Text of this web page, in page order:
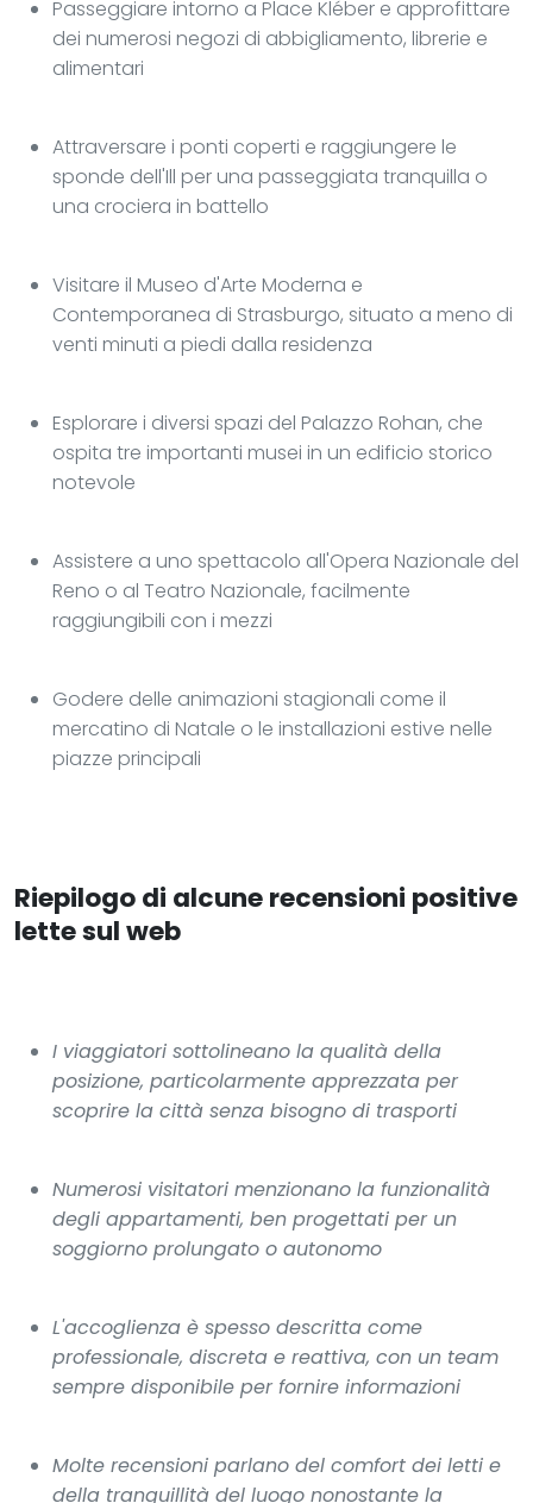
Passeggiare intorno a Place Kléber e approfittare
dei numerosi negozi di abbigliamento, librerie e
alimentari
Attraversare i ponti coperti e raggiungere le
sponde dell'Ill per una passeggiata tranquilla o
una crociera in battello
Visitare il Museo d'Arte Moderna e
Contemporanea di Strasburgo, situato a meno di
venti minuti a piedi dalla residenza
Esplorare i diversi spazi del Palazzo Rohan, che
ospita tre importanti musei in un edificio storico
notevole
Assistere a uno spettacolo all'Opera Nazionale del
Reno o al Teatro Nazionale, facilmente
raggiungibili con i mezzi
Godere delle animazioni stagionali come il
mercatino di Natale o le installazioni estive nelle
piazze principali
Riepilogo di alcune recensioni positive
lette sul web
I viaggiatori sottolineano la qualità della
posizione, particolarmente apprezzata per
scoprire la città senza bisogno di trasporti
Numerosi visitatori menzionano la funzionalità
degli appartamenti, ben progettati per un
soggiorno prolungato o autonomo
L'accoglienza è spesso descritta come
professionale, discreta e reattiva, con un team
sempre disponibile per fornire informazioni
Molte recensioni parlano del comfort dei letti e
della tranquillità del luogo nonostante la